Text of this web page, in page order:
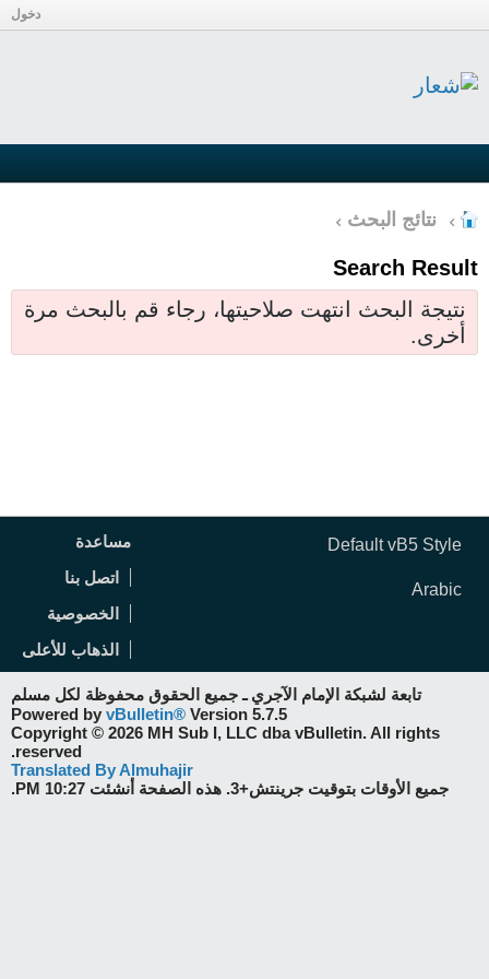
دخول
نتائج البحث
Search Result
نتيجة البحث انتهت صلاحيتها، رجاء قم بالبحث مرة
أخرى.
Default vB5 Style
Arabic
مساعدة
اتصل بنا
الخصوصية
الذهاب للأعلى
تابعة لشبكة الإمام الآجري ـ جميع الحقوق محفوظة لكل مسلم
Powered by vBulletin® Version 5.7.5
Copyright © 2026 MH Sub I, LLC dba vBulletin. All rights
reserved.
Translated By Almuhajir
جميع الأوقات بتوقيت جرينتش+3. هذه الصفحة أنشئت 10:27 PM.